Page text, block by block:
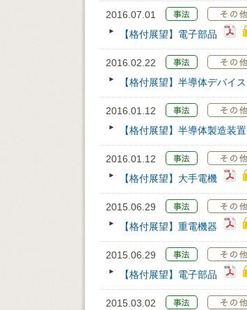
2016.07.01
【格付展望】電子部品
2016.02.22
【格付展望】半導体デバイス
2016.01.12
【格付展望】半導体製造装置
2016.01.12
【格付展望】大手電機
2015.06.29
【格付展望】重電機器
2015.06.29
【格付展望】電子部品
2015.03.02